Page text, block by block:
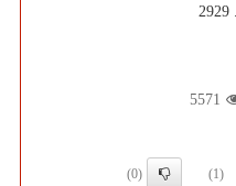
5571
(1)
(0)